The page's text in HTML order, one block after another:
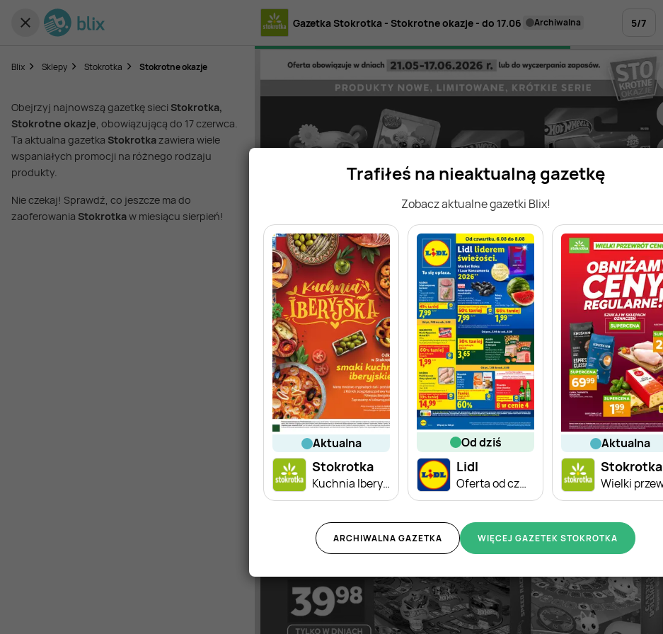
Trafiłeś na nieaktualną gazetkę
Zobacz aktualne gazetki Blix!
aktualna
Stokrotka
Kuchnia Iberyjska
od dziś
Lidl
Oferta od czwartku
aktualna
Stokrotka
WIĘCEJ GAZETEK STOKROTKA
ARCHIWALNA GAZETKA
Gazetka Stokrotka - Stokrotne okazje - do 17.06 archiwalna 5/7
Blix Sklepy Stokrotka Stokrotne okazje
Obejrzyj najnowszą gazetkę sieci Stokrotka,
Stokrotne okazje, obowiązującą do 17 czerwca.
Ta aktualna gazetka Stokrotkazawiera wiele
wspaniałych promocji na różnego rodzaju
produkty.
Nie czekaj! Sprawdź, co jeszcze ma do
zaoferowania Stokrotkaw miesiącu sierpień!